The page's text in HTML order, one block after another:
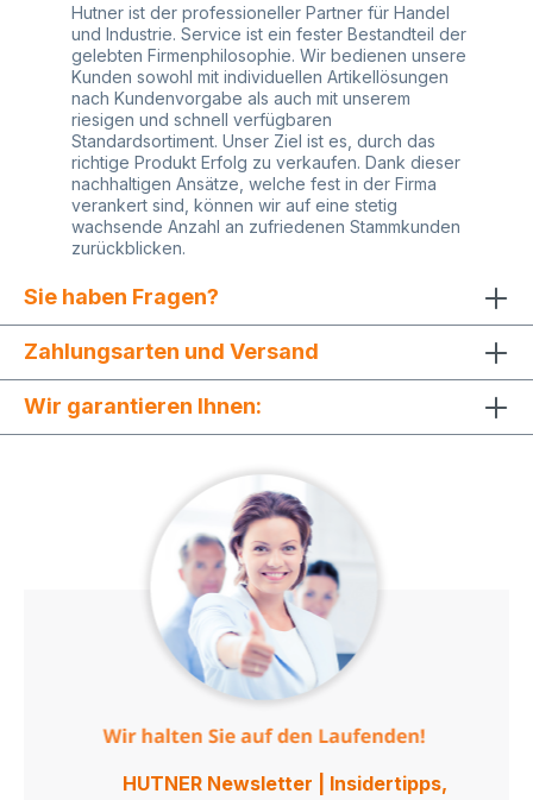
Hutner ist der professioneller Partner für Handel
und Industrie. Service ist ein fester Bestandteil der
gelebten Firmenphilosophie. Wir bedienen unsere
Kunden sowohl mit individuellen Artikellösungen
nach Kundenvorgabe als auch mit unserem
riesigen und schnell verfügbaren
Standardsortiment. Unser Ziel ist es, durch das
richtige Produkt Erfolg zu verkaufen. Dank dieser
nachhaltigen Ansätze, welche fest in der Firma
verankert sind, können wir auf eine stetig
wachsende Anzahl an zufriedenen Stammkunden
zurückblicken.
Sie haben Fragen?
Zahlungsarten und Versand
Wir garantieren Ihnen:
HUTNER Newsletter | Insidertipps,